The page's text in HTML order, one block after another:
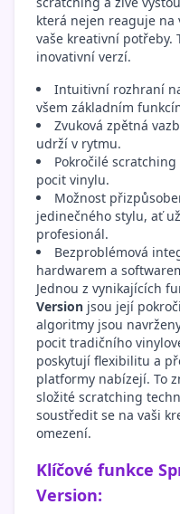
která nejen reaguje na
vaše kreativní potřeby.
inovativní verzí.
Intuitivní rozhraní
všem základním
Zvuková zpětná
udrží v rytmu.
Pokročilé
pocit vinylu.
Možnost
jedinečného stylu, ať
profesionál.
Bezproblémová
hardwarem a
Jednou z vynikajících
Version jsou její
algoritmy jsou
pocit tradičního
poskytují flexibilitu a
platformy nabízejí. To
složité scratching
soustředit se na vaši
omezení.
Klíčové funkce
Version: